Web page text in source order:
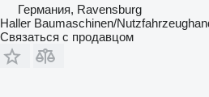
Германия, Ravensburg
Haller Baumaschinen/
Связаться с продавцом